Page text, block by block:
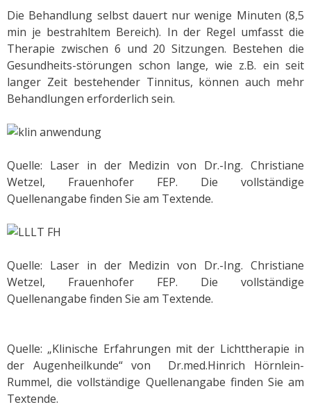
Die Behandlung selbst dauert nur wenige Minuten (8,5
min je bestrahltem Bereich). In der Regel umfasst die
Therapie zwischen 6 und 20 Sitzungen. Bestehen die
Gesundheits-störungen schon lange, wie z.B. ein seit
langer Zeit bestehender Tinnitus, können auch mehr
Behandlungen erforderlich sein.
Quelle: Laser in der Medizin von Dr.-Ing. Christiane
Wetzel, Frauenhofer FEP. Die vollständige
Quellenangabe finden Sie am Textende.
Quelle: Laser in der Medizin von Dr.-Ing. Christiane
Wetzel, Frauenhofer FEP. Die vollständige
Quellenangabe finden Sie am Textende.
Quelle: „Klinische Erfahrungen mit der Lichttherapie in
der Augenheilkunde“ von Dr.med.Hinrich Hörnlein-
Rummel, die vollständige Quellenangabe finden Sie am
Textende.